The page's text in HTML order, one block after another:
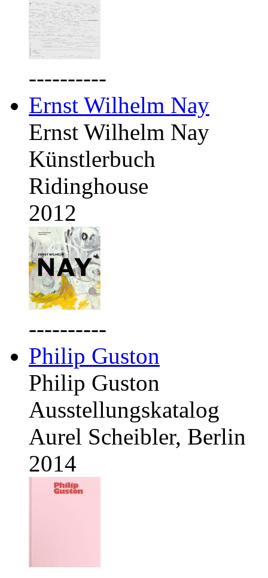
----------
Ernst Wilhelm Nay
Ernst Wilhelm Nay
Künstlerbuch
Ridinghouse
2012
----------
Philip Guston
Philip Guston
Ausstellungskatalog
Aurel Scheibler, Berlin
2014